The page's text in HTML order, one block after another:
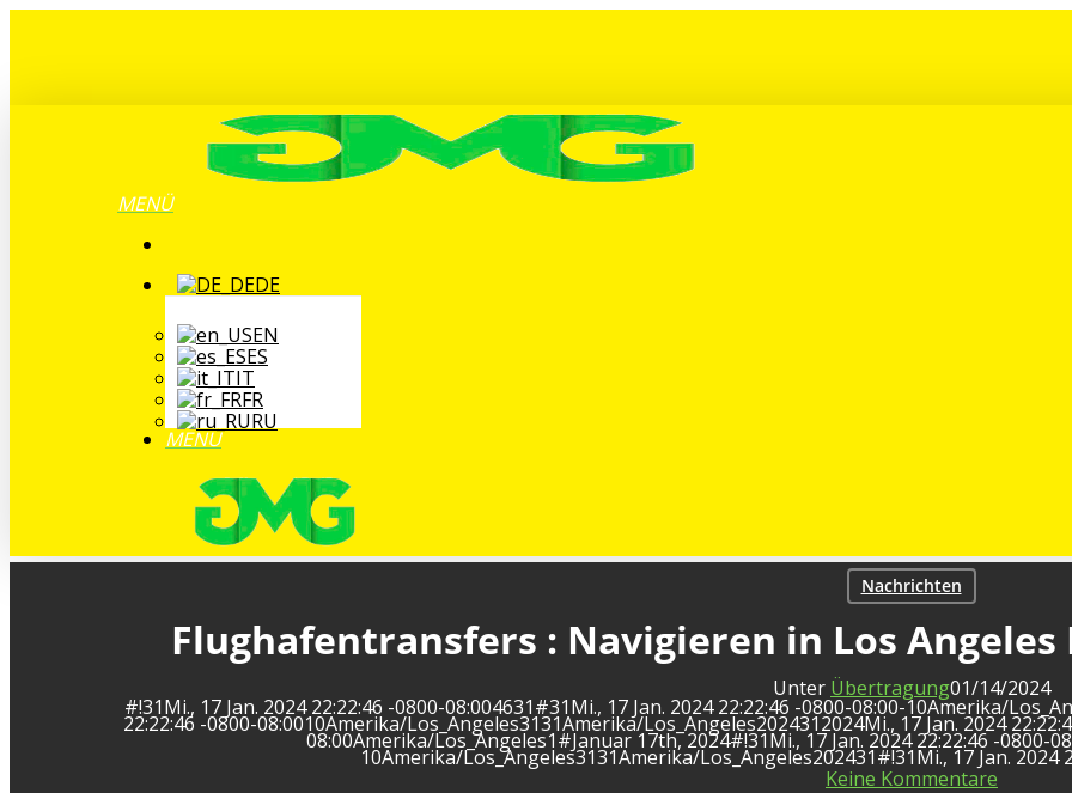
MENÜ
DE
EN
ES
IT
FR
RU
MENÜ
Nachrichten
Flughafentransfers : Navigieren in Los
Unter Übertragung01/14/2024
#!31Mi., 17 Jan. 2024 22:22:46 -0800-08:004631#31Mi., 17 Jan. 2024 22:22:46 -0800-08:00-10Amerika/
22:22:46 -0800-08:0010Amerika/Los_Angeles3131Amerika/Los_Angeles2024312024Mi., 17 Jan. 2024
08:00Amerika/Los_Angeles1#Januar 17th, 2024#!31Mi., 17 Jan. 2024 22:22:46 -0800-
10Amerika/Los_Angeles3131Amerika/Los_Angeles202431#!31Mi., 17 Jan.
Keine Kommentare